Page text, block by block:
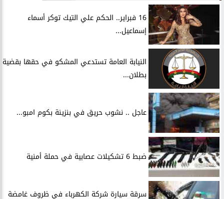
16 فبراير.. الحكم علي التيك توكر أسماء
إسماعيل...
النيابة العامة تستدعي المشكو في حقها بقضية
بطلان...
عاجل .. نشوب حريق في بنزينة بكوم امبو...
ضبط 6 تشكيلات عصابية في حملة أمنية
سرقة سيارة شركة الكهرباء في ظروف غامضة